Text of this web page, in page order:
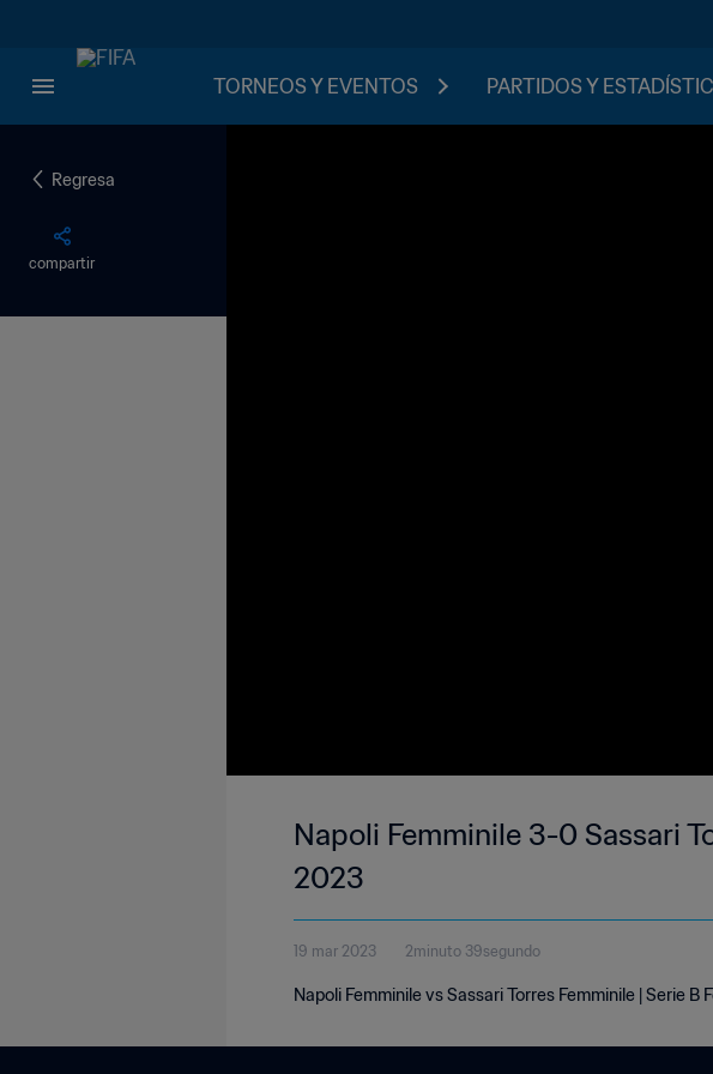
TORNEOS Y EVENTOS PARTIDOS Y
Regresa
compartir
Napoli Femminile 3-0 Sassari
2023
19 mar 2023 2minuto 39segundo
Napoli Femminile vs Sassari Torres Femminile | Serie B